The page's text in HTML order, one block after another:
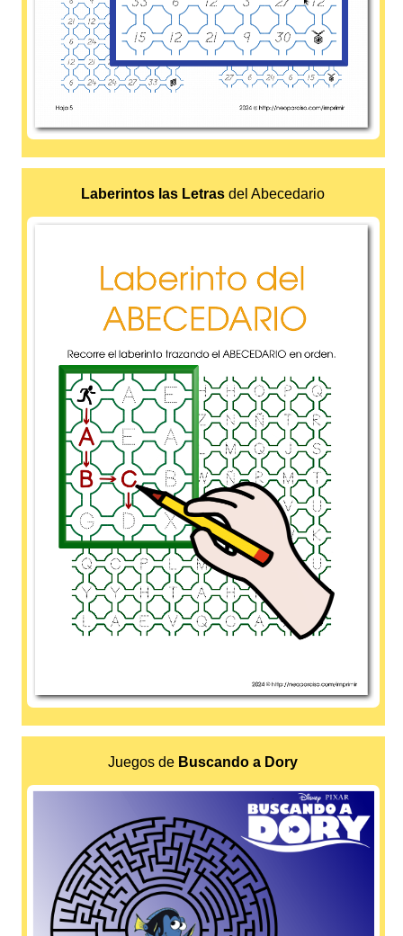
Laberintos las Letras del Abecedario
Juegos de Buscando a Dory